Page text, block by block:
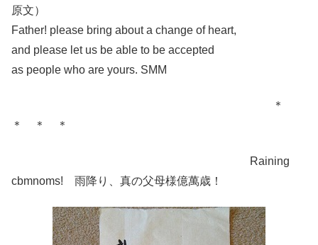
原文）
Father! please bring about a change of heart,
and please let us be able to be accepted
as people who are yours. SMM
＊
＊ ＊ ＊
Raining
cbmnoms! 雨降り、真の父母様億萬歳！